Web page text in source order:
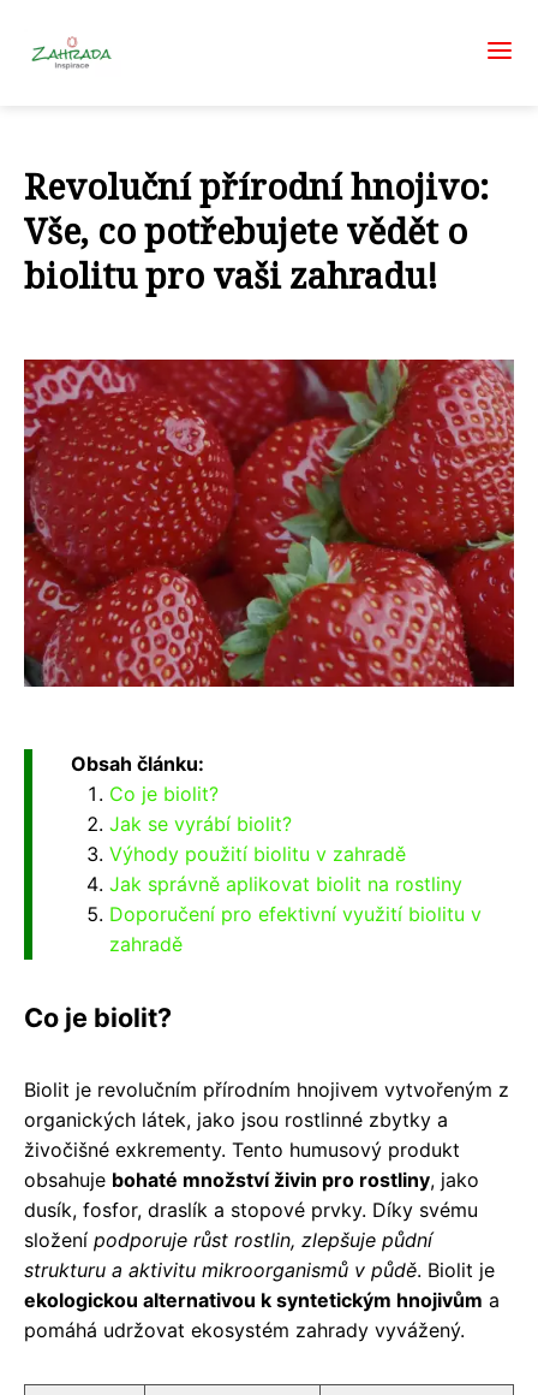
Revoluční přírodní hnojivo:
Vše, co potřebujete vědět o
biolitu pro vaši zahradu!
Obsah článku:
Co je biolit?
Jak se vyrábí biolit?
Výhody použití biolitu v zahradě
Jak správně aplikovat biolit na rostliny
Doporučení pro efektivní využití biolitu v
zahradě
Co je biolit?
Biolit je revolučním přírodním hnojivem vytvořeným z
organických látek, jako jsou rostlinné zbytky a
živočišné exkrementy. Tento humusový produkt
obsahuje bohaté množství živin pro rostliny, jako
dusík, fosfor, draslík a stopové prvky. Díky svému
složení podporuje růst rostlin, zlepšuje půdní
strukturu a aktivitu mikroorganismů v půdě. Biolit je
ekologickou alternativou k syntetickým hnojivům a
pomáhá udržovat ekosystém zahrady vyvážený.